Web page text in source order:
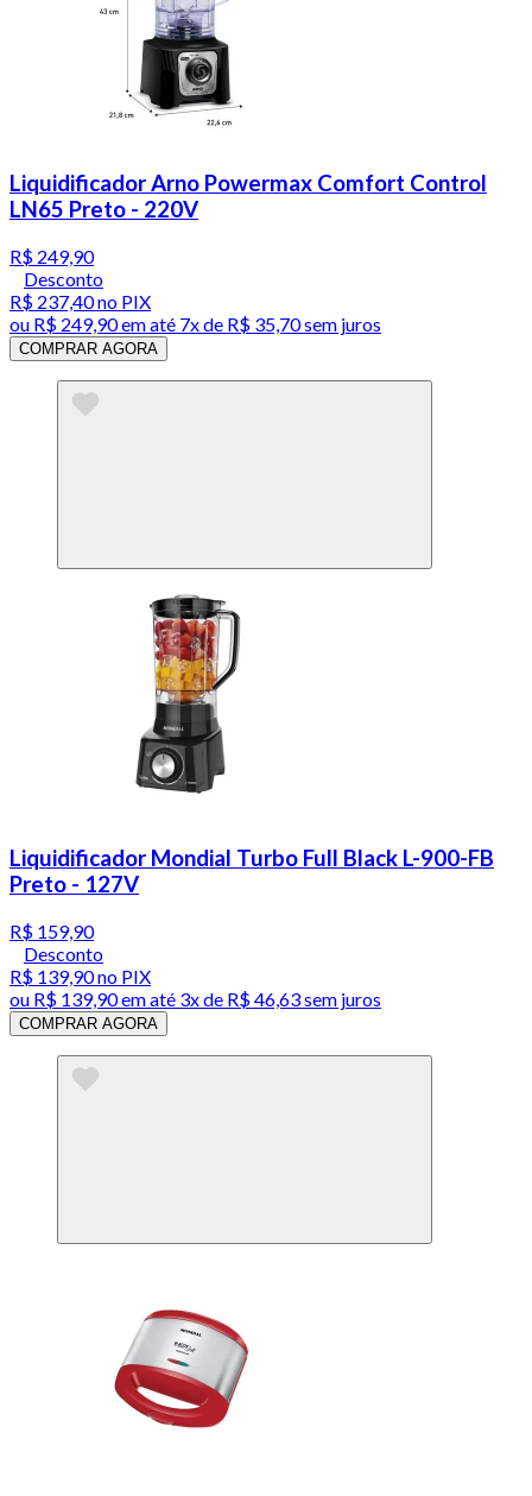
Liquidificador Arno Powermax Comfort Control
LN65 Preto - 220V
R$ 249,90
Desconto
R$ 237,40no PIX
ou R$ 249,90em até 7x de R$ 35,70 sem juros
COMPRAR AGORA
Liquidificador Mondial Turbo Full Black L-900-FB
Preto - 127V
R$ 159,90
Desconto
R$ 139,90no PIX
ou R$ 139,90em até 3x de R$ 46,63 sem juros
COMPRAR AGORA